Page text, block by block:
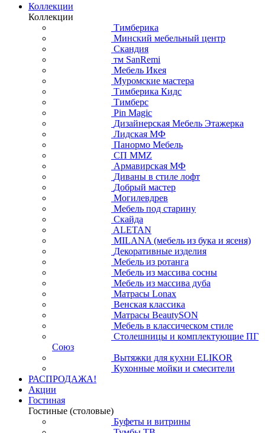
Коллекции
Коллекции
Тимберика
Минский мебельный центр
Скандия
тм SanRemi
Мебель Икея
Муромские мастера
Тимберика Кидс
Тимберс
Pin Magic
Дизайнерская Мебель Этажерка
Лидская МФ
Панормо Мебель
СП ММZ
Армавирская МФ
Диваны в стиле лофт
Добрый мастер
Могилевдрев
Мебель под старину
Скайда
ALETAN
MILANA (мебель из бука и ясеня)
Декоративные изделия
Мебель из ротанга
Мебель из массива сосны
Мебель из массива дуба
Матрасы Lonax
Венская классика
Матрасы BeautySON
Мебель в классическом стиле
Столешницы и комплектующие ПГ
Союз
Вытяжки для кухни ELIKOR
Кухонные мойки и смесители
РАСПРОДАЖА!
Акции
Гостиная
Гостиные (столовые)
Буфеты и витрины